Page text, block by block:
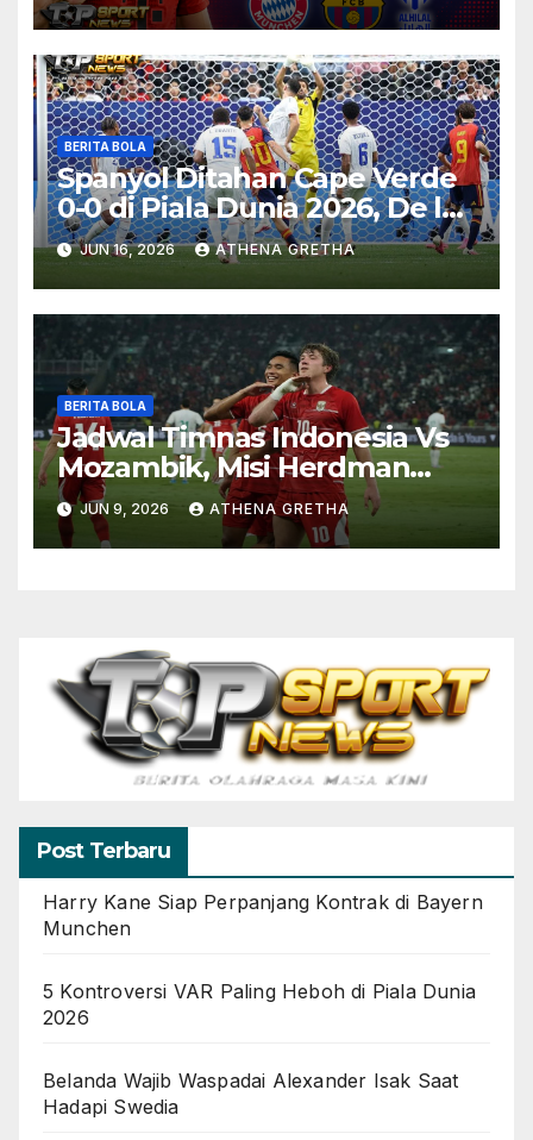
BERITA BOLA
Spanyol Ditahan Cape Verde
0-0 di Piala Dunia 2026, De la
Fuente Soroti Kurangnya
Ketajaman
JUN 16, 2026 ATHENA GRETHA
BERITA BOLA
Jadwal Timnas Indonesia Vs
Mozambik, Misi Herdman
Terus Bertumbuh
JUN 9, 2026 ATHENA GRETHA
Post Terbaru
Harry Kane Siap Perpanjang Kontrak di Bayern
Munchen
5 Kontroversi VAR Paling Heboh di Piala Dunia
2026
Belanda Wajib Waspadai Alexander Isak Saat
Hadapi Swedia